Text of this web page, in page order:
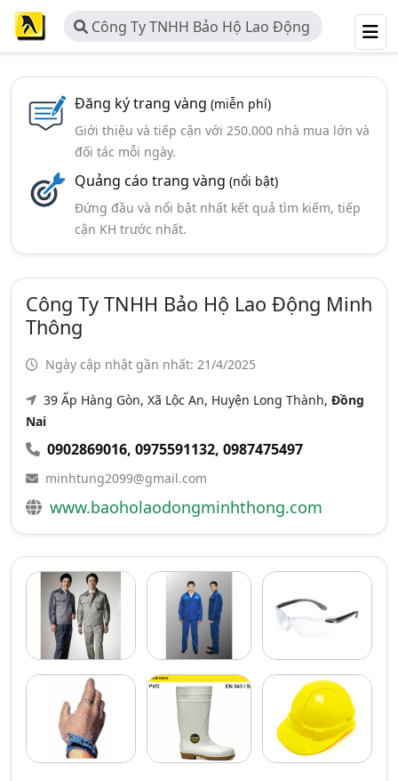
Công Ty TNHH Bảo Hộ Lao Động
Minh Thông
Đăng ký trang vàng (miễn phí)
Giới thiệu và tiếp cận với 250.000 nhà mua lớn và
đối tác mỗi ngày.
Quảng cáo trang vàng (nổi bật)
Đứng đầu và nổi bật nhất kết quả tìm kiếm, tiếp
cận KH trước nhất.
Công Ty TNHH Bảo Hộ Lao Động Minh
Thông
Ngày cập nhật gần nhất: 21/4/2025
39 Ấp Hàng Gòn, Xã Lộc An, Huyện Long Thành, Đồng
Nai
0902869016, 0975591132, 0987475497
minhtung2099@gmail.com
www.baoholaodongminhthong.com